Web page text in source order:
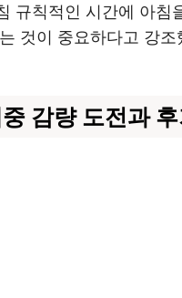
규칙적인 시간에 아
것이 중요하다고 강조
감량 도전과 후